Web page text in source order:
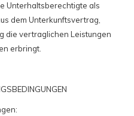
Unterhaltsberechtigte als
dem Unterkunftsvertrag,
die vertraglichen Leistungen
erbringt.